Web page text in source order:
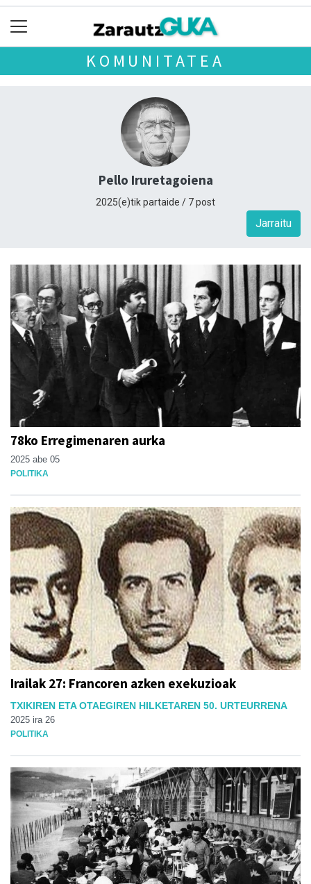
KOMUNITATEA
Pello Iruretagoiena
2025(e)tik partaide / 7 post
Jarraitu
78ko Erregimenaren aurka
2025 abe 05
POLITIKA
Irailak 27: Francoren azken exekuzioak
TXIKIREN ETA OTAEGIREN HILKETAREN 50. URTEURRENA
2025 ira 26
POLITIKA